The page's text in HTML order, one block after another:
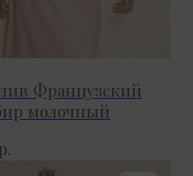
Французский
молочный
р.